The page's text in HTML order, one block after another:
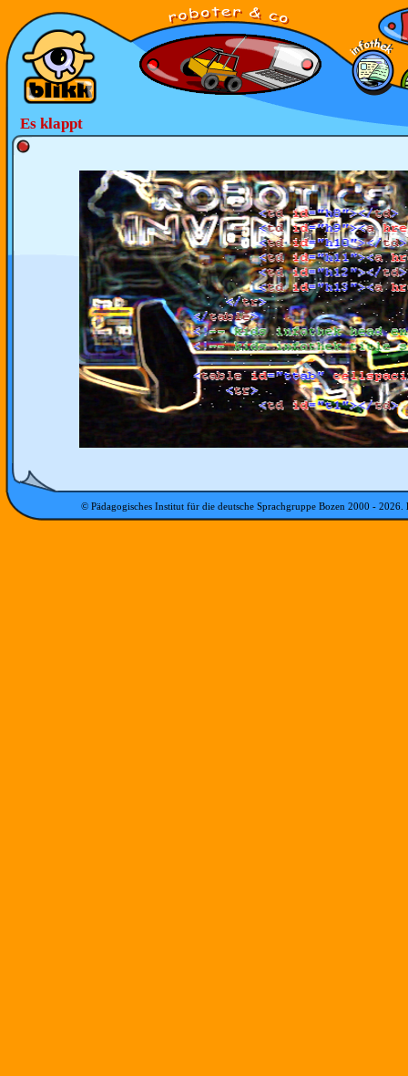
Es klappt
© Pädagogisches Institut für die deutsche Sprachgruppe Bozen 2000 - 2026.